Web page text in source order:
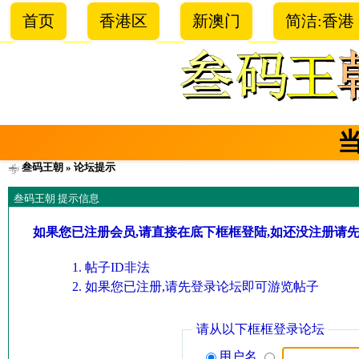
首页 香港区 新澳门 简洁:香港
叁码王朝 » 论坛提示
叁码王朝 提示信息
如果您已注册会员,请直接在底下框框登陆,如还没注册请
帖子ID非法
如果您已注册,请先登录论坛即可游览帖子
请从以下框框登录论坛
用户名